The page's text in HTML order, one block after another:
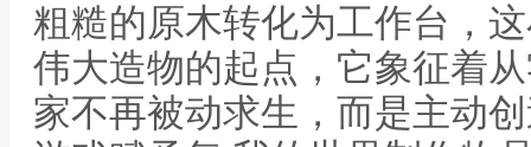
粗糙的原木转化为工作台，
伟大造物的起点，它象征着
家不再被动求生，而是主动